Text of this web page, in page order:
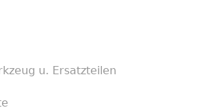
u. Ersatzteilen